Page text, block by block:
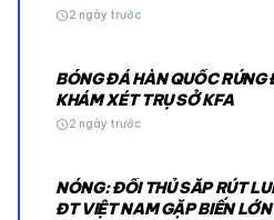
schedule2 ngày trước
BÓNG ĐÁ HÀN QUỐC RÚNG
KHÁM XÉT TRỤ SỞ KFA
schedule2 ngày trước
NÓNG: ĐỐI THỦ SẮP RÚT
ĐT VIỆT NAM GẶP BIẾN LỚN